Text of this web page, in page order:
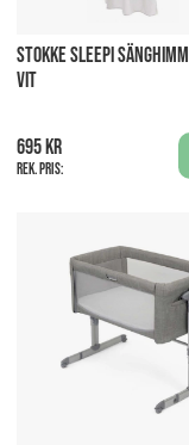
STOKKE SLEEPI
VIT
695 kr
Rek. pris: